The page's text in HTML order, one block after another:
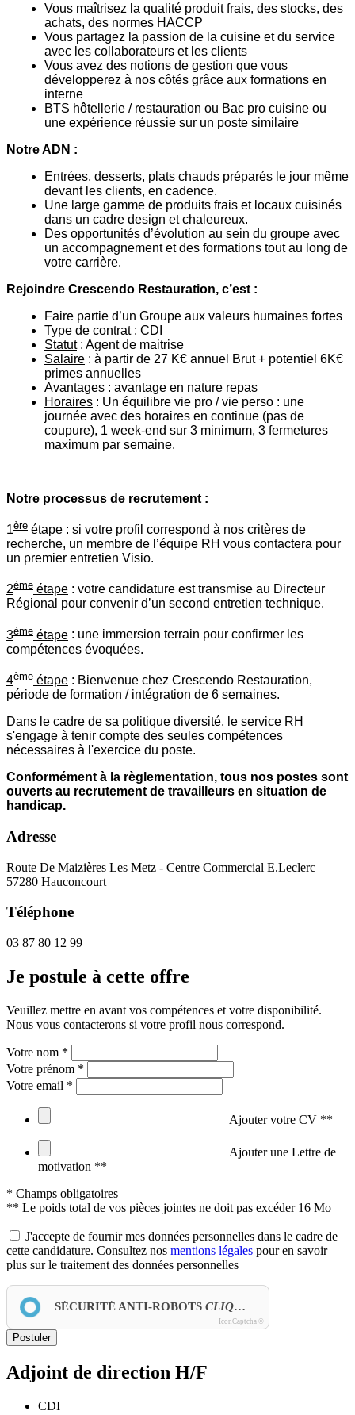
Vous maîtrisez la qualité produit frais, des stocks, des
achats, des normes HACCP
Vous partagez la passion de la cuisine et du service
avec les collaborateurs et les clients
Vous avez des notions de gestion que vous
développerez à nos côtés grâce aux formations en
interne
BTS hôtellerie / restauration ou Bac pro cuisine ou
une expérience réussie sur un poste similaire
Notre ADN :
Entrées, desserts, plats chauds préparés le jour même
devant les clients, en cadence.
Une large gamme de produits frais et locaux cuisinés
dans un cadre design et chaleureux.
Des opportunités d’évolution au sein du groupe avec
un accompagnement et des formations tout au long de
votre carrière.
Rejoindre Crescendo Restauration, c’est :
Faire partie d’un Groupe aux valeurs humaines fortes
Type de contrat : CDI
Statut: Agent de maitrise
Salaire : à partir de 27 K€ annuel Brut + potentiel 6K€
primes annuelles
Avantages : avantage en nature repas
Horaires : Un équilibre vie pro / vie perso : une
journée avec des horaires en continue (pas de
coupure), 1 week-end sur 3 minimum, 3 fermetures
maximum par semaine.
Notre processus de recrutement :
1ère étape : si votre profil correspond à nos critères de
recherche, un membre de l’équipe RH vous contactera pour
un premier entretien Visio.
2ème étape : votre candidature est transmise au Directeur
Régional pour convenir d’un second entretien technique.
3ème étape : une immersion terrain pour confirmer les
compétences évoquées.
4ème étape : Bienvenue chez Crescendo Restauration,
période de formation / intégration de 6 semaines.
Dans le cadre de sa politique diversité, le service RH
s'engage à tenir compte des seules compétences
nécessaires à l'exercice du poste.
Conformément à la règlementation, tous nos postes sont
ouverts au recrutement de travailleurs en situation de
handicap.
Adresse
Route De Maizières Les Metz - Centre Commercial E.Leclerc
57280 Hauconcourt
Téléphone
03 87 80 12 99
Je postule à cette offre
Veuillez mettre en avant vos compétences et votre disponibilité.
Nous vous contacterons si votre profil nous correspond.
Votre nom *
Votre prénom *
Votre email *
Ajouter votre CV **
Ajouter une Lettre de
motivation **
* Champs obligatoires
** Le poids total de vos pièces jointes ne doit pas excéder 16 Mo
J'accepte de fournir mes données personnelles dans le cadre de
cette candidature. Consultez nos mentions légales pour en savoir
plus sur le traitement des données personnelles
SÉCURITÉ ANTI-ROBOTS CLIQUEZ-ICI
IconCaptcha ©
Postuler
Adjoint de direction H/F
CDI